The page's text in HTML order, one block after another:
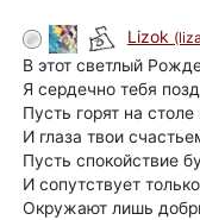
Lizok
В этот светлый
Я сердечно тебя
Пусть горят на столе
И глаза твои
Пусть спокойствие
И сопутствует
Окружают лишь